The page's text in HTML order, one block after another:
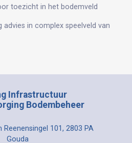
toezicht in het bodemveld
advies in complex speelveld van
Infrastructuur
Bodembeheer
Reenensingel 101, 2803 PA
Gouda